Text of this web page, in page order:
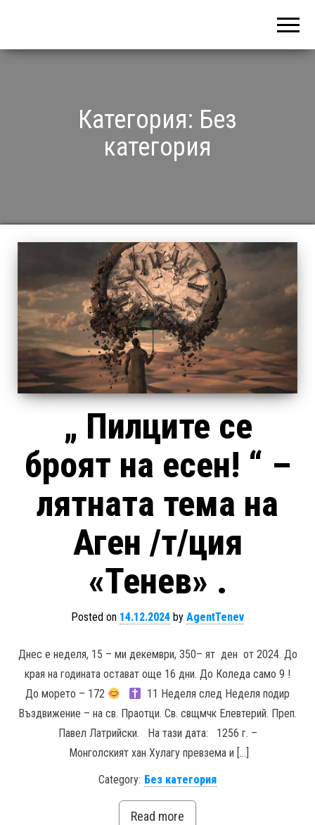
Категория: Без
категория
„ Пилците се
броят на есен! “ –
лятната тема на
Аген /т/ция
«Тенев» .
Posted on 14.12.2024 by AgentTenev
Днес е неделя, 15 – ми декември, 350– ят ден от 2024. До
края на годината остават още 16 дни. До Коледа само 9 !
До морето – 172
11 Неделя след Неделя подир
Въздвижение – на св. Праотци. Св. свщмчк Елевтерий. Преп.
Павел Латрийски. На тази дата: 1256 г. –
Монголският хан Хулагу превзема и […]
Category: Без категория
Read more